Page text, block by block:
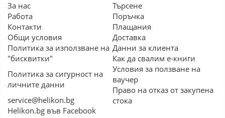
За нас
Работа
Контакти
Общи условия
Политика за използване на
"бисквитки"
Политика за сигурност на
личните данни
service@helikon.bg
Helikon.bg във Facebook
Търсене
Поръчка
Плащания
Доставка
Данни за клиента
Как да свалим е-книги
Условия за ползване на
ваучер
Право на отказ от закупена
стока